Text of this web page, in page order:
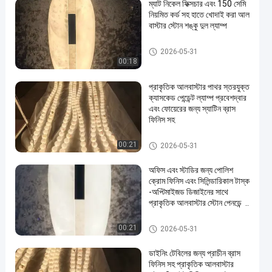
00:18
ম্যাট নিকেল ফিক্সচার এবং 150 সেমি
নিয়মিত কর্ড সহ হাতে খোদাই করা আল
বাস্টার স্টোন শঙ্কু দুল ল্যাম্প
দুল চ্যান্ডেলাইয়ার লাইট
2026-05-31
00:21
প্রাকৃতিক আলবাস্টার পাথর স্তরযুক্ত
ক্যাসকেড পেন্ডেন্ট ল্যাম্প প্রবেশদ্বার
এবং ফোয়েরের জন্য স্যাটিন ব্রাস
ফিনিস সহ
দুল চ্যান্ডেলাইয়ার লাইট
2026-05-31
00:21
অফিস এবং স্টাডির জন্য পোলিশ
ক্রোম ফিনিস এবং সিলিন্ডারিকাল টাস্ক
-অপ্টিমাইজড ডিজাইনের সাথে
প্রাকৃতিক আলবাস্টার স্টোন পেনডেন্ট
দুল চ্যান্ডেলাইয়ার লাইট
2026-05-31
ডাইনিং টেবিলের জন্য প্রাচীন ব্রাস
ফিনিস সহ প্রাকৃতিক আলবাস্টার